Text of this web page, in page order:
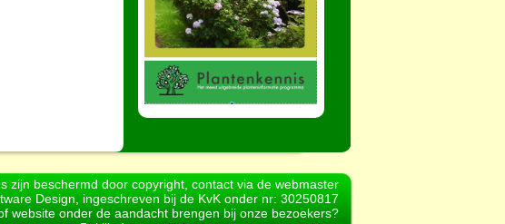
zijn beschermd door copyright, contact via de webmaster
Design, ingeschreven bij de KvK onder nr: 30250817
website onder de aandacht brengen bij onze bezoekers?